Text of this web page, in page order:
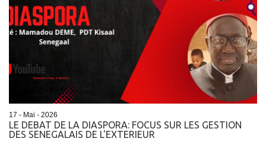
17 - Mai - 2026
LE DEBAT DE LA DIASPORA: FOCUS SUR LES GESTION
DES SENEGALAIS DE L'EXTERIEUR